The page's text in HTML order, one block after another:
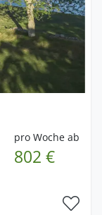
pro Woche ab
802 €